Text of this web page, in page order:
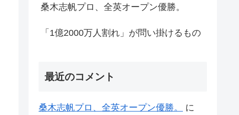
桑木志帆プロ、全英オープン優勝。
「1億2000万人割れ」が問い掛けるもの
最近のコメント
桑木志帆プロ、全英オープン優勝。
に